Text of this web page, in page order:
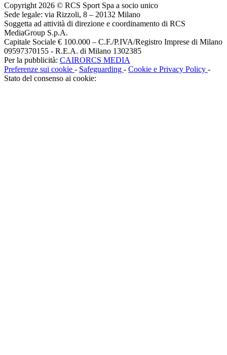
Copyright 2026 © RCS Sport Spa a socio unico
Sede legale: via Rizzoli, 8 – 20132 Milano
Soggetta ad attività di direzione e coordinamento di RCS
MediaGroup S.p.A.
Capitale Sociale € 100.000 – C.F./P.IVA/Registro Imprese di Milano
09597370155 - R.E.A. di Milano 1302385
Per la pubblicità: CAIRORCS MEDIA
Preferenze sui cookie - Safeguarding - Cookie e Privacy Policy -
Stato del consenso ai cookie: